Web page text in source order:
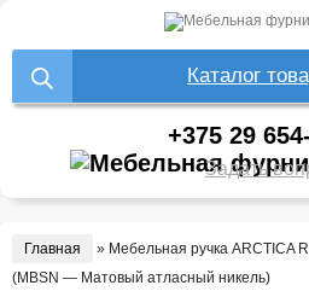
Каталог
+375 29
Задать
Главная » Мебельная ручка ARCTICA
(MBSN — Матовый атласный никель)